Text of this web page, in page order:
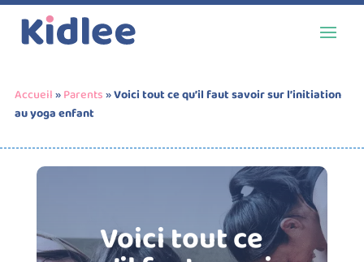
Accueil»Parents»Voici tout ce qu’il faut savoir sur l’initiation
au yoga enfant
Voici tout ce